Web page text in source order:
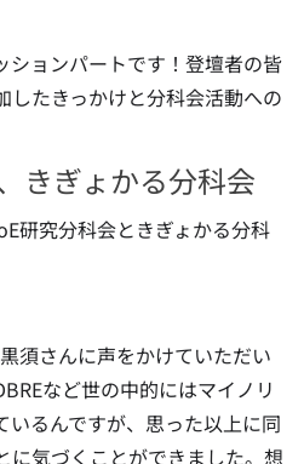
ションパートです！登壇者の皆
したきっかけと分科会活動への
きぎょかる分科会
研究分科会ときぎょかる分科
須さんに声をかけていただい
など世の中的にはマイノリ
いるんですが、思った以上に同
に気づくことができました。想